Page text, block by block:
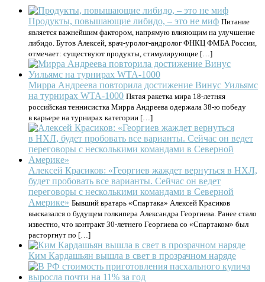
Продукты, повышающие либидо, – это не миф Питание
является важнейшим фактором, напрямую влияющим на улучшение
либидо. Бутов Алексей, врач-уролог-андролог ФНКЦ ФМБА России,
отмечает: существуют продукты, стимулирующие […]
Мирра Андреева повторила достижение Винус Уильямс
на турнирах WTA-1000 Пятая ракетка мира 18-летняя
российская теннисистка Мирра Андреева одержала 38-ю победу
в карьере на турнирах категории […]
Алексей Красиков: «Георгиев жаждет вернуться в НХЛ,
будет пробовать все варианты. Сейчас он ведет
переговоры с несколькими командами в Северной
Америке» Бывший вратарь «Спартака» Алексей Красиков
высказался о будущем голкипера Александра Георгиева. Ранее стало
известно, что контракт 30-летнего Георгиева со «Спартаком» был
расторгнут по […]
Ким Кардашьян вышла в свет в прозрачном наряде